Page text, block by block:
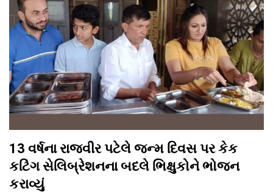
13 વર્ષના રાજવીર પટેલે જન્મ દિવસ પર કેક
કટિંગ સેલિબ્રેશનના બદલે ભિક્ષુકોને ભોજન
કરાવ્યું